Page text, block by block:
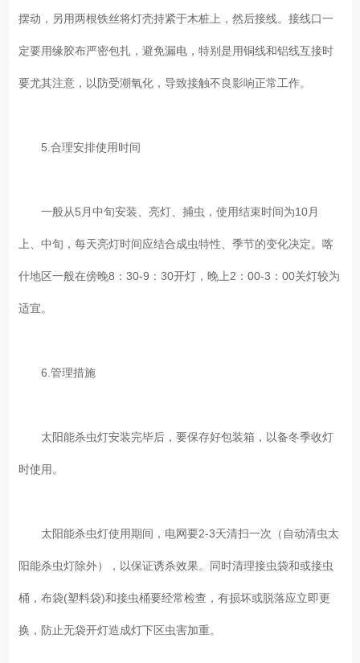
摆动，另用两根铁丝将灯壳持紧于木桩上，然后接线。接线口一
定要用缘胶布严密包扎，避免漏电，特别是用铜线和铝线互接时
要尤其注意，以防受潮氧化，导致接触不良影响正常工作。
5.合理安排使用时间
一般从5月中旬安装、亮灯、捕虫，使用结束时间为10月
上、中旬，每天亮灯时间应结合成虫特性、季节的变化决定。喀
什地区一般在傍晚8：30-9：30开灯，晚上2：00-3：00关灯较为
适宜。
6.管理措施
太阳能杀虫灯安装完毕后，要保存好包装箱，以备冬季收灯
时使用。
太阳能杀虫灯使用期间，电网要2-3天清扫一次（自动清虫太
阳能杀虫灯除外），以保证诱杀效果。同时清理接虫袋和或接虫
桶，布袋(塑料袋)和接虫桶要经常检查，有损坏或脱落应立即更
换，防止无袋开灯造成灯下区虫害加重。